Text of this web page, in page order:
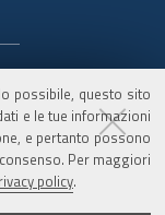
possibile, questo sito
e le tue informazioni
e pertanto possono
Per maggiori
policy.